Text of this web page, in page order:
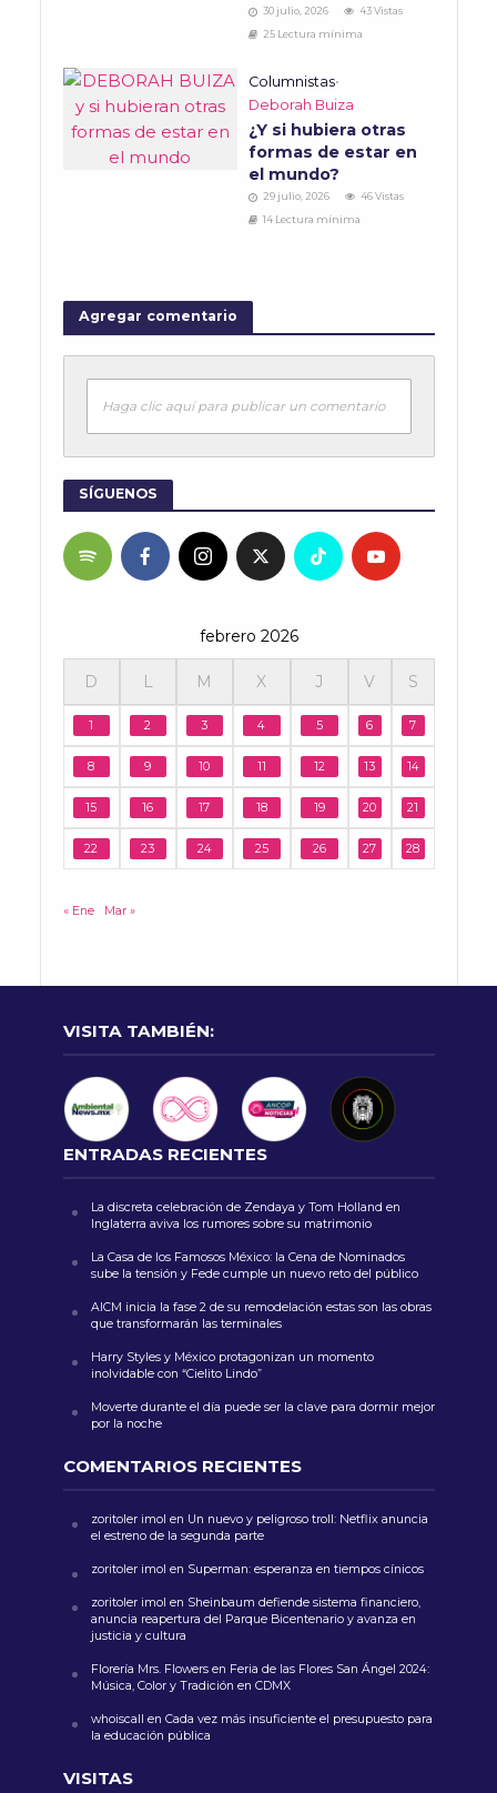
30 julio, 2026
43 Vistas
25 Lectura mínima
Columnistas•
Deborah Buiza
¿Y si hubiera otras
formas de estar en
el mundo?
29 julio, 2026
46 Vistas
14 Lectura mínima
Agregar comentario
Haga clic aquí para publicar un comentario
SÍGUENOS
febrero 2026
D L M X J V S
1 2 3 4 5 6 7
8 9 10 11 12 13 14
15 16 17 18 19 20 21
22 23 24 25 26 27 28
« Ene Mar »
VISITA TAMBIÉN:
ENTRADAS RECIENTES
La discreta celebración de Zendaya y Tom Holland en
Inglaterra aviva los rumores sobre su matrimonio
La Casa de los Famosos México: la Cena de Nominados
sube la tensión y Fede cumple un nuevo reto del público
AICM inicia la fase 2 de su remodelación estas son las obras
que transformarán las terminales
Harry Styles y México protagonizan un momento
inolvidable con “Cielito Lindo”
Moverte durante el día puede ser la clave para dormir mejor
por la noche
COMENTARIOS RECIENTES
zoritoler imol en Un nuevo y peligroso troll: Netflix anuncia
el estreno de la segunda parte
zoritoler imol en Superman: esperanza en tiempos cínicos
zoritoler imol en Sheinbaum defiende sistema financiero,
anuncia reapertura del Parque Bicentenario y avanza en
justicia y cultura
Florería Mrs. Flowersen Feria de las Flores San Ángel 2024:
Música, Color y Tradición en CDMX
whoiscall en Cada vez más insuficiente el presupuesto para
la educación pública
VISITAS